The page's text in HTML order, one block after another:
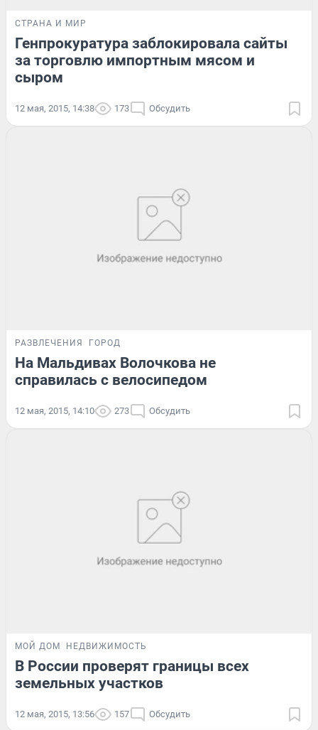
СТРАНА И МИР
Генпрокуратура заблокировала сайты
за торговлю импортным мясом и
сыром
12 мая, 2015, 14:38 173 Обсудить
РАЗВЛЕЧЕНИЯ ГОРОД
На Мальдивах Волочкова не
справилась с велосипедом
12 мая, 2015, 14:10 273 Обсудить
МОЙ ДОМ НЕДВИЖИМОСТЬ
В России проверят границы всех
земельных участков
12 мая, 2015, 13:56 157 Обсудить